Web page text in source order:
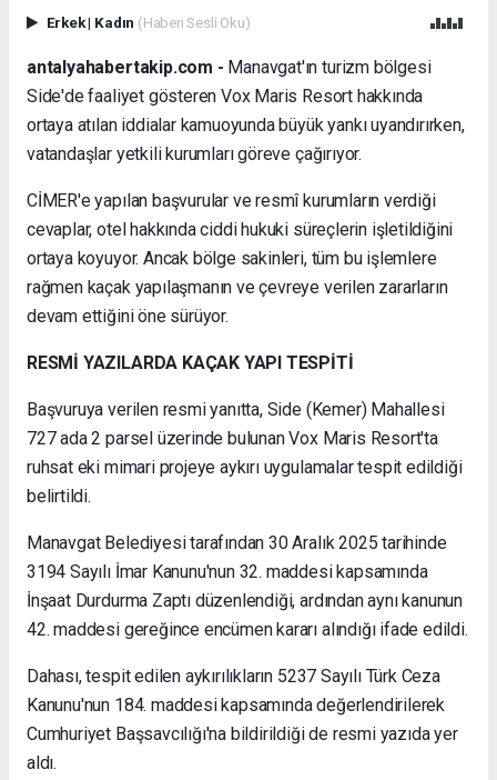
Erkek| Kadın (Haberi Sesli Oku)
antalyahabertakip.com - Manavgat'ın turizm bölgesi
Side'de faaliyet gösteren Vox Maris Resort hakkında
ortaya atılan iddialar kamuoyunda büyük yankı uyandırırken,
vatandaşlar yetkili kurumları göreve çağırıyor.
CİMER'e yapılan başvurular ve resmî kurumların verdiği
cevaplar, otel hakkında ciddi hukuki süreçlerin işletildiğini
ortaya koyuyor. Ancak bölge sakinleri, tüm bu işlemlere
rağmen kaçak yapılaşmanın ve çevreye verilen zararların
devam ettiğini öne sürüyor.
RESMİ YAZILARDA KAÇAK YAPI TESPİTİ
Başvuruya verilen resmi yanıtta, Side (Kemer) Mahallesi
727 ada 2 parsel üzerinde bulunan Vox Maris Resort'ta
ruhsat eki mimari projeye aykırı uygulamalar tespit edildiği
belirtildi.
Manavgat Belediyesi tarafından 30 Aralık 2025 tarihinde
3194 Sayılı İmar Kanunu'nun 32. maddesi kapsamında
İnşaat Durdurma Zaptı düzenlendiği, ardından aynı kanunun
42. maddesi gereğince encümen kararı alındığı ifade edildi.
Dahası, tespit edilen aykırılıkların 5237 Sayılı Türk Ceza
Kanunu'nun 184. maddesi kapsamında değerlendirilerek
Cumhuriyet Başsavcılığı'na bildirildiği de resmi yazıda yer
aldı.